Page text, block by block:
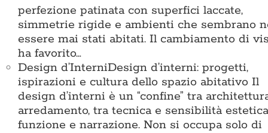
perfezione patinata con superfici laccate,
simmetrie rigide e ambienti che sembrano
essere mai stati abitati. Il cambiamento di
ha favorito…
Design d’InterniDesign d’interni: progetti,
ispirazioni e cultura dello spazio abitativo Il
design d’interni è un “confine” tra
arredamento, tra tecnica e sensibilità
funzione e narrazione. Non si occupa solo di